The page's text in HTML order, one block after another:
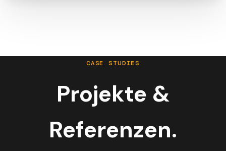
CASE STUDIES
Projekte &
Referenzen.